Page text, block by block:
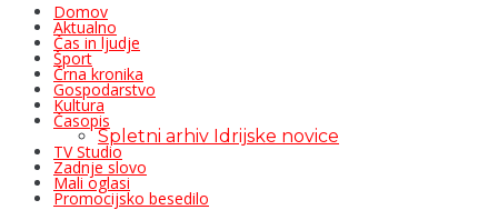
Domov
Aktualno
Čas in ljudje
Šport
Črna kronika
Gospodarstvo
Kultura
Časopis
Spletni arhiv Idrijske novice
TV Studio
Zadnje slovo
Mali oglasi
Promocijsko besedilo